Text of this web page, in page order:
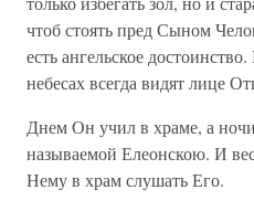
чтоб стоять пред Сыном
есть ангельское
небесах всегда видят лице
Днем Он учил в храме, а
называемой Елеонскою. И
Нему в храм слушать Его.